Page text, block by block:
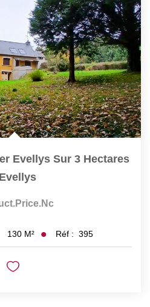
Evellys Sur 3 Hectares
Evellys
130 M² Réf : 395